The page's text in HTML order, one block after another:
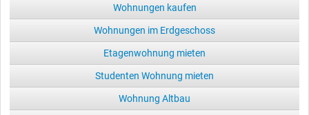
Wohnungen kaufen
Wohnungen im Erdgeschoss
Etagenwohnung mieten
Studenten Wohnung mieten
Wohnung Altbau